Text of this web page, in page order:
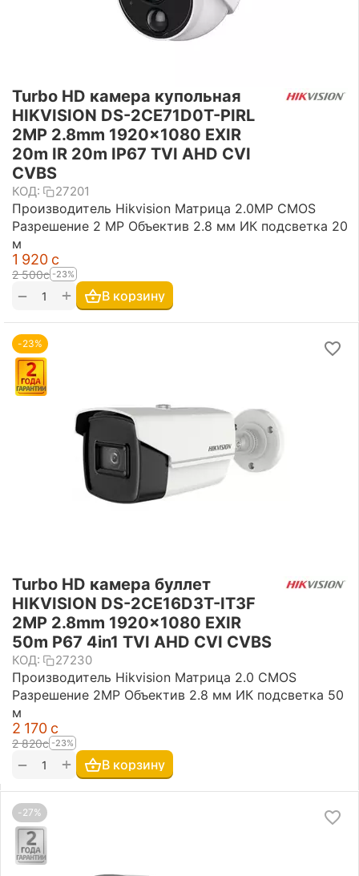
Turbo HD камера купольная
HIKVISION DS-2CE71D0T-PIRL
2MP 2.8mm 1920×1080 EXIR
20m IR 20m IP67 TVI AHD CVI
CVBS
КОД: 27201
Производитель Hikvision Матрица 2.0MP CMOS
Разрешение 2 MP Объектив 2.8 мм ИК подсветка 20
м
1 920 с
2 500с -23%
+
− В корзину
-23%
Turbo HD камера буллет
HIKVISION DS-2CE16D3T-IT3F
2MP 2.8mm 1920x1080 EXIR
50m P67 4in1 TVI AHD CVI CVBS
КОД: 27230
Производитель Hikvision Матрица 2.0 CMOS
Разрешение 2MP Объектив 2.8 мм ИК подсветка 50
м
2 170 с
2 820с -23%
+
− В корзину
-27%